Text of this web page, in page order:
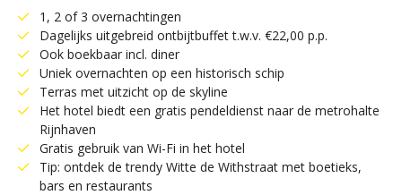
1, 2 of 3 overnachtingen
Dagelijks uitgebreid ontbijtbuffet t.w.v. €22,00 p.p.
Ook boekbaar incl. diner
Uniek overnachten op een historisch schip
Terras met uitzicht op de skyline
Het hotel biedt een gratis pendeldienst naar de metrohalte
Rijnhaven
Gratis gebruik van Wi-Fi in het hotel
Tip: ontdek de trendy Witte de Withstraat met boetieks,
bars en restaurants